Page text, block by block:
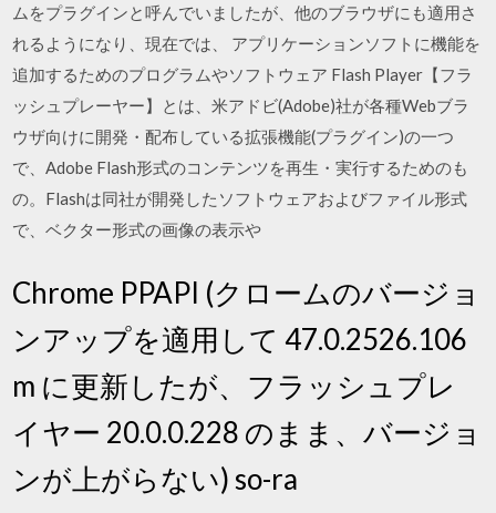
ムをプラグインと呼んでいましたが、他のブラウザにも適用さ
れるようになり、現在では、 アプリケーションソフトに機能を
追加するためのプログラムやソフトウェア Flash Player【フラ
ッシュプレーヤー】とは、米アドビ(Adobe)社が各種Webブラ
ウザ向けに開発・配布している拡張機能(プラグイン)の一つ
で、Adobe Flash形式のコンテンツを再生・実行するためのも
の。Flashは同社が開発したソフトウェアおよびファイル形式
で、ベクター形式の画像の表示や
Chrome PPAPI (クロームのバージョ
ンアップを適用して 47.0.2526.106
m に更新したが、フラッシュプレ
イヤー 20.0.0.228 のまま、バージョ
ンが上がらない) so-ra